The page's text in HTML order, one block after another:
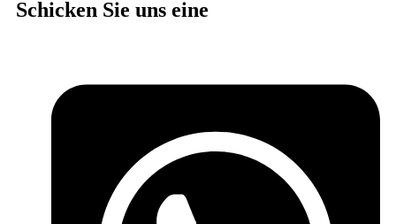
Schicken Sie uns eine